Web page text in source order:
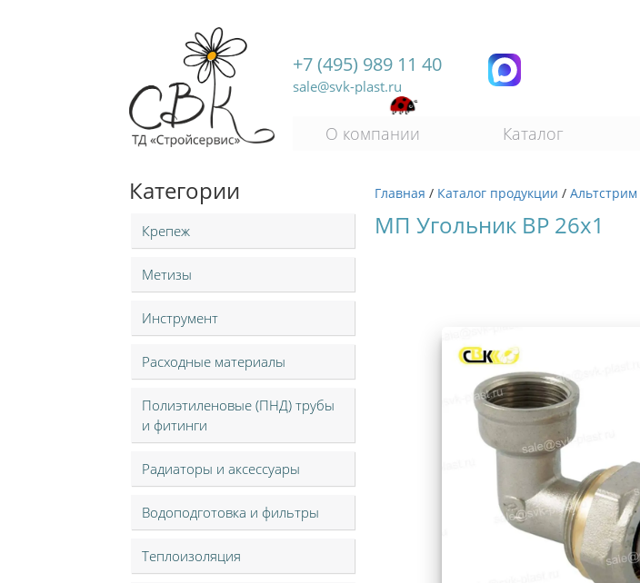
+7 (495) 989 11 40
sale@svk-plast.ru
О компании Каталог
Главная / Каталог продукции / Альтстрим
Категории
Крепеж
Метизы
Инструмент
Расходные материалы
Полиэтиленовые (ПНД) трубы
и фитинги
Радиаторы и аксессуары
Водоподготовка и фильтры
Теплоизоляция
МП Угольник ВР 26х1